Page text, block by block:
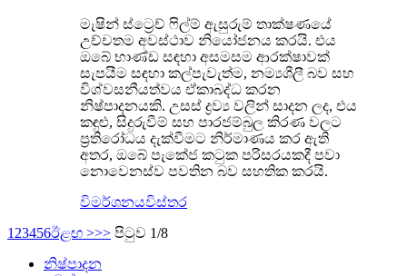
මැෂින් ස්ට්‍රෙච් ෆිල්ම් ඇසුරුම් තාක්ෂණයේ
උච්චතම අවස්ථාව නියෝජනය කරයි. එය
ඔබේ භාණ්ඩ සඳහා අසමසම ආරක්ෂාවක්
සැපයීම සඳහා කල්පැවැත්ම, නම්‍යශීලී බව සහ
විශ්වසනීයත්වය ඒකාබද්ධ කරන
නිෂ්පාදනයකි. උසස් ද්‍රව්‍ය වලින් සාදන ලද, එය
කඳුළු, සිදුරුවීම් සහ පාරජම්බුල කිරණ වලට
ප්‍රතිරෝධය දැක්වීමට නිර්මාණය කර ඇති
අතර, ඔබේ පැකේජ කටුක පරිසරයකදී පවා
නොවෙනස්ව පවතින බව සහතික කරයි.
විමර්ශනයවිස්තර
1 23456ඊළඟ >>> පිටුව 1/8
නිෂ්පාදන